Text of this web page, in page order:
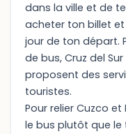
dans la ville et de
acheter ton billet
jour de ton départ.
de bus, Cruz del
proposent des
touristes.
Pour relier Cuzco
le bus plutôt que le